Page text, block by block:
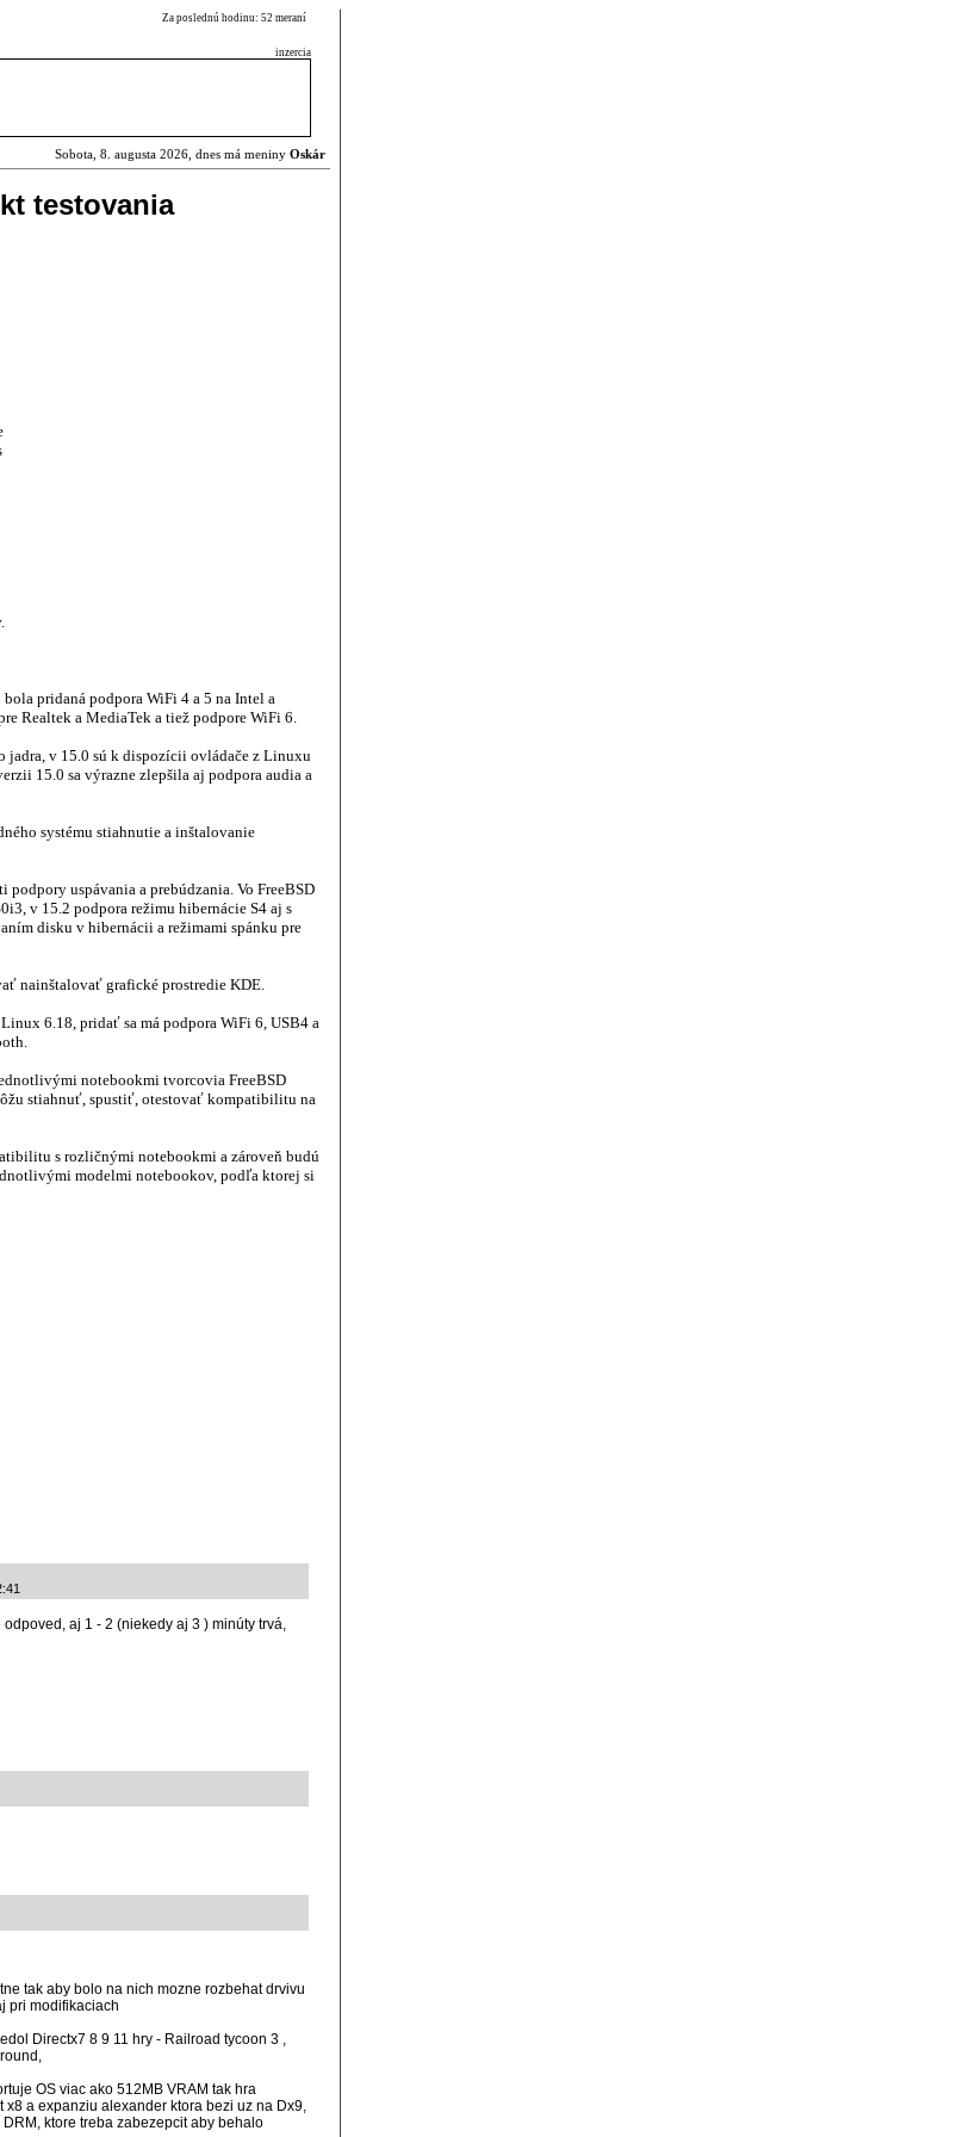
Za poslednú hodinu: 52 meraní
inzercia
Sobota, 8. augusta 2026, dnes má meniny Oskár
testovania
pridaná podpora WiFi 4 a 5 na Intel a
Realtek a MediaTek a tiež podpore WiFi 6.
jadra, v 15.0 sú k dispozícii ovládače z Linuxu
15.0 sa výrazne zlepšila aj podpora audia a
systému stiahnutie a inštalovanie
uspávania a prebúdzania. Vo FreeBSD
v 15.2 podpora režimu hibernácie S4 aj s
disku v hibernácii a režimami spánku pre
nainštalovať grafické prostredie KDE.
6.18, pridať sa má podpora WiFi 6, USB4 a
notebookmi tvorcovia FreeBSD
stiahnuť, spustiť, otestovať kompatibilitu na
s rozličnými notebookmi a zároveň budú
modelmi notebookov, podľa ktorej si
aj 1 - 2 (niekedy aj 3 ) minúty trvá,
tak aby bolo na nich mozne rozbehat drvivu
pri modifikaciach
Directx7 8 9 11 hry - Railroad tycoon 3 ,
OS viac ako 512MB VRAM tak hra
a expanziu alexander ktora bezi uz na Dx9,
ktore treba zabezepcit aby behalo